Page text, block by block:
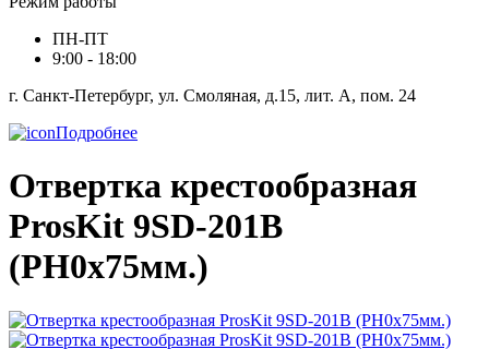
ПН-ПТ
9:00 - 18:00
г. Санкт-Петербург, ул. Смоляная, д.15, лит. А, пом. 24
Подробнее
Отвертка крестообразная
ProsKit 9SD-201B
(PH0x75мм.)